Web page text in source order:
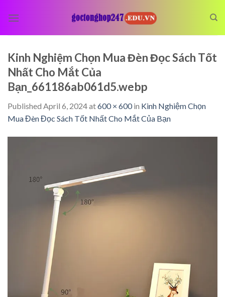
Kinh Nghiệm Chọn Mua Đèn Đọc Sách Tốt
Nhất Cho Mắt Của
Bạn_661186ab061d5.webp
Published April 6, 2024at600 × 600in Kinh Nghiệm Chọn
Mua Đèn Đọc Sách Tốt Nhất Cho Mắt Của Bạn